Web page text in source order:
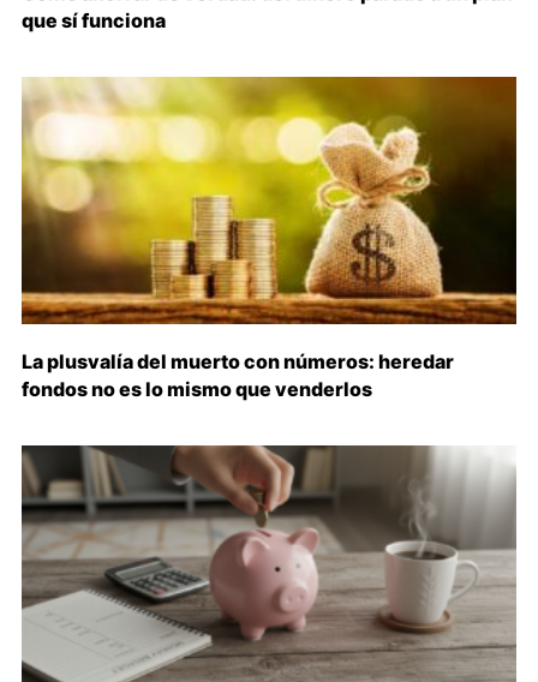
que sí funciona
La plusvalía del muerto con números: heredar
fondos no es lo mismo que venderlos